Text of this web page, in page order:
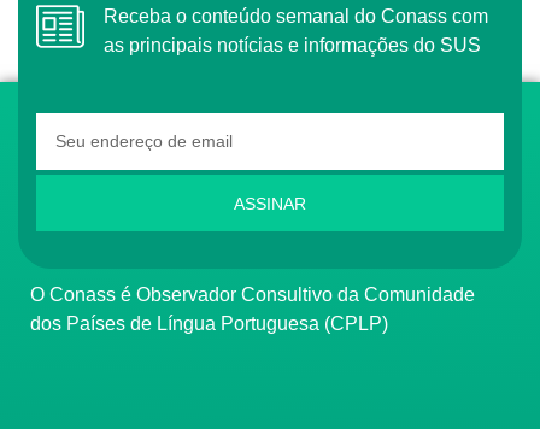
Receba o conteúdo semanal do Conass com
as principais notícias e informações do SUS
ASSINAR
O Conass é Observador Consultivo da Comunidade
dos Países de Língua Portuguesa (CPLP)